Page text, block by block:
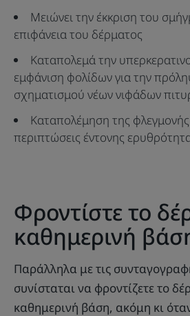
Μειώνει την έκκριση του
επιφάνεια του δέρματος
Καταπολεμά την
εμφάνιση φολίδων για την
σχηματισμού νέων νιφάδων
Καταπολέμηση της
περιπτώσεις έντονης
Φροντίστε το
καθημερινή
Παράλληλα με τις
συνίσταται να φροντίζετε το
καθημερινή βάση, ακόμη κι